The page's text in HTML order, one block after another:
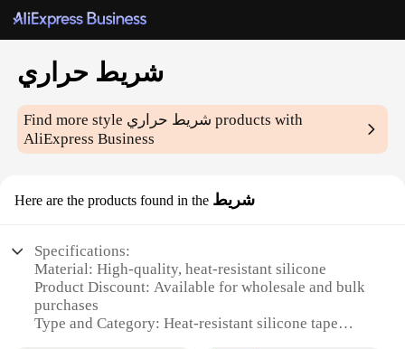
شريط حراري
Find more style شريط حراري products with
AliExpress Business
Here are the products found in the شريط
Specifications:
Material: High-quality, heat-resistant silicone
Product Discount: Available for wholesale and bulk
purchases
Type and Category: Heat-resistant silicone tape